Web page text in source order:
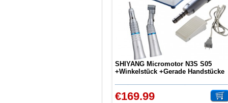
SHIYANG Micromotor N3S S05
+Winkelstück +Gerade Handstücke
€169.99